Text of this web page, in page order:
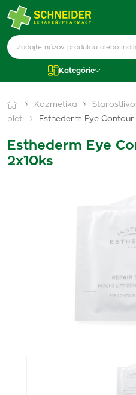
Kategórie
Kozmetika
pleti
Esthederm Eye
Esthederm Eye
2x10ks